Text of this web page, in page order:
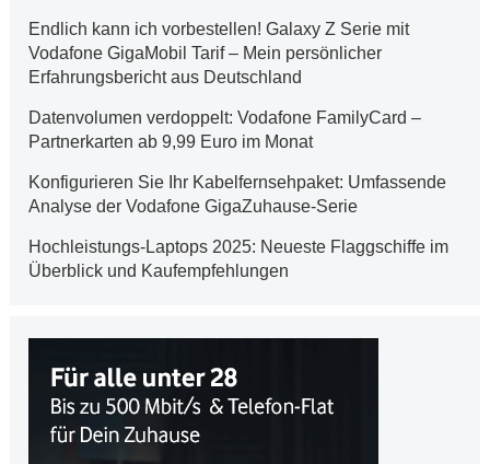
Endlich kann ich vorbestellen! Galaxy Z Serie mit
Vodafone GigaMobil Tarif – Mein persönlicher
Erfahrungsbericht aus Deutschland
Datenvolumen verdoppelt: Vodafone FamilyCard –
Partnerkarten ab 9,99 Euro im Monat
Konfigurieren Sie Ihr Kabelfernsehpaket: Umfassende
Analyse der Vodafone GigaZuhause-Serie
Hochleistungs-Laptops 2025: Neueste Flaggschiffe im
Überblick und Kaufempfehlungen